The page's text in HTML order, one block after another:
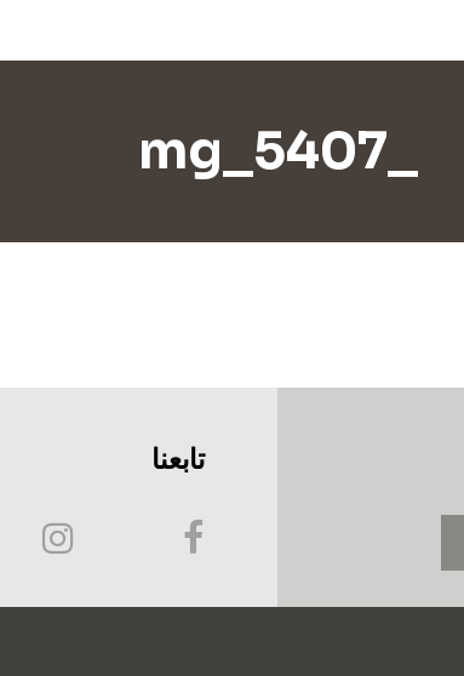
تابعنا